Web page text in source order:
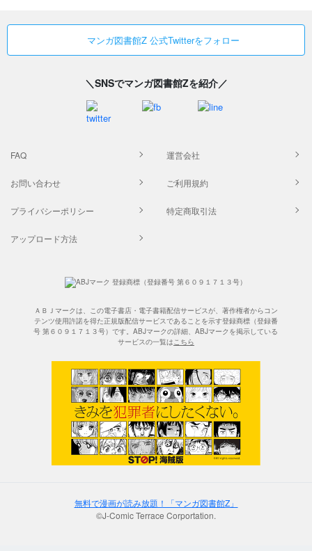
マンガ図書館Z 公式Twitterをフォロー
＼SNSでマンガ図書館Zを紹介／
FAQ 運営会社
お問い合わせ ご利用規約
プライバシーポリシー 特定商取引法
アップロード方法
ＡＢＪマークは、この電子書店・電子書籍配信サービスが、著作権者からコン
テンツ使用許諾を得た正規版配信サービスであることを示す登録商標（登録番
号 第６０９１７１３号）です。ABJマークの詳細、ABJマークを掲示している
サービスの一覧はこちら
無料で漫画が読み放題！「マンガ図書館Z」
©J-Comic Terrace Corportation.